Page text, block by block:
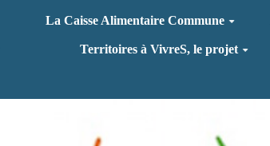
La Caisse Alimentaire Commune
Territoires à VivreS, le projet